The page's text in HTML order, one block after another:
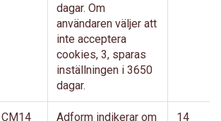
dagar. Om
användaren väljer att
inte acceptera
cookies, 3, sparas
inställningen i 3650
dagar.
CM14 Adform indikerar om 14